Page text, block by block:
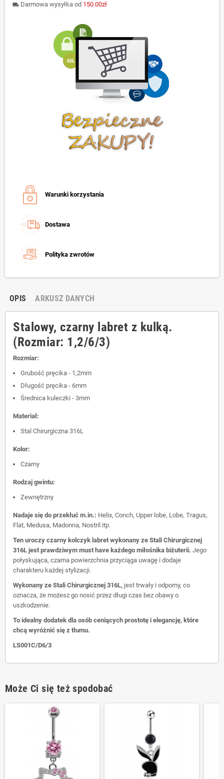
local_shipping Darmowa wysyłka od 150.00zł
Warunki korzystania
Dostawa
Polityka zwrotów
OPIS ARKUSZ DANYCH
Stalowy, czarny labret z kulką.
(Rozmiar: 1,2/6/3)
Rozmiar:
Grubość pręcika - 1,2mm
Długość pręcika - 6mm
Średnica kuleczki - 3mm
Materiał:
Stal Chirurgiczna 316L
Kolor:
Czarny
Rodzaj gwintu:
Zewnętrzny
Nadaje się do przekłuć m.in.: Helix, Conch, Upper lobe, Lobe, Tragus,
Flat, Medusa, Madonna, Nostril itp.
Ten uroczy czarny kolczyk labret wykonany ze Stali Chirurgicznej
316L jest prawdziwym must have każdego miłośnika biżuterii. Jego
połyskująca, czarna powierzchnia przyciąga uwagę i dodaje
charakteru każdej stylizacji.
Wykonany ze Stali Chirurgicznej 316L, jest trwały i odporny, co
oznacza, że możesz go nosić przez długi czas bez obawy o
uszkodzenie.
To idealny dodatek dla osób ceniących prostotę i elegancję, które
chcą wyróżnić się z tłumu.
LS001C/D6/3
Może Ci się też spodobać